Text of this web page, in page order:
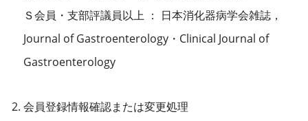
Ｓ会員・支部評議員以上 ： 日本消化器病学会雑誌，
Journal of Gastroenterology・Clinical Journal of
Gastroenterology
会員登録情報確認または変更処理